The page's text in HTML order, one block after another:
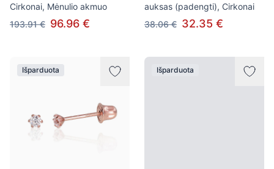
Cirkonai, Mėnulio akmuo
193.91 € 96.96 €
auksas (padengti), Cirkonai
38.06 € 32.35 €
Išparduota Išparduota